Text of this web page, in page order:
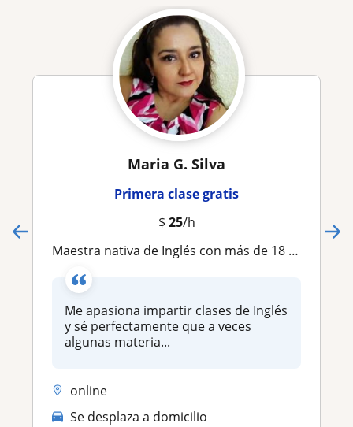
Maria G. Silva
Primera clase gratis
$ 25/h
Maestra nativa de Inglés con más de 18 años de experiencia
Me apasiona impartir clases de Inglés
y sé perfectamente que a veces
algunas materia...
online
Se desplaza a domicilio